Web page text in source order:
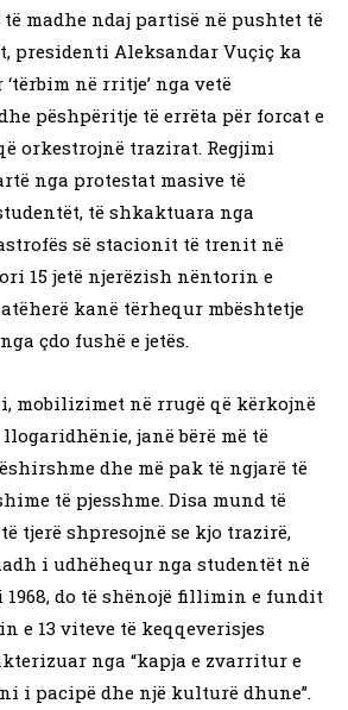
të madhe ndaj partisë në pushtet të
presidenti Aleksandar Vuçiç ka
në rritje’ nga vetë
pëshpëritje të errëta për forcat e
orkestrojnë trazirat. Regjimi
nga protestat masive të
të shkaktuara nga
së stacionit të trenit në
15 jetë njerëzish nëntorin e
kanë tërhequr mbështetje
çdo fushë e jetës.
mobilizimet në rrugë që kërkojnë
janë bërë më të
dhe më pak të ngjarë të
të pjesshme. Disa mund të
tjerë shpresojnë se kjo trazirë,
i udhëhequr nga studentët në
1968, do të shënojë fillimin e fundit
e 13 viteve të keqqeverisjes
nga “kapja e zvarritur e
i pacipë dhe një kulturë dhune”.